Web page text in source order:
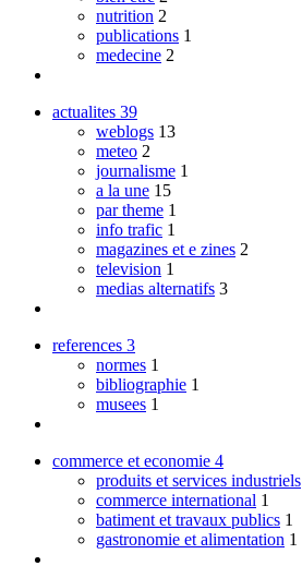
nutrition 2
publications 1
medecine 2
actualites 39
weblogs 13
meteo 2
journalisme 1
a la une 15
par theme 1
info trafic 1
magazines et e zines 2
television 1
medias alternatifs 3
references 3
normes 1
bibliographie 1
musees 1
commerce et economie 4
produits et services industriels
commerce international 1
batiment et travaux publics 1
gastronomie et alimentation 1